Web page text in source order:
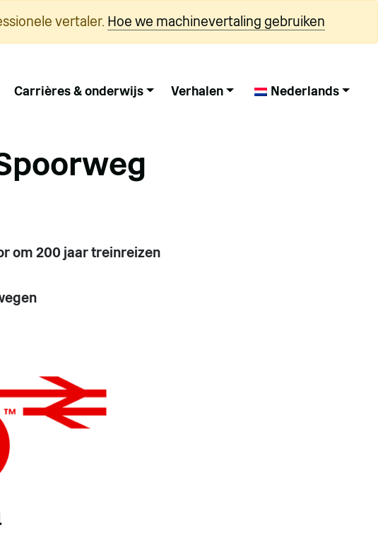
vertaler. Hoe we machinevertaling gebruiken
Carrières & onderwijs Verhalen Nederlands
om 200 jaar treinreizen